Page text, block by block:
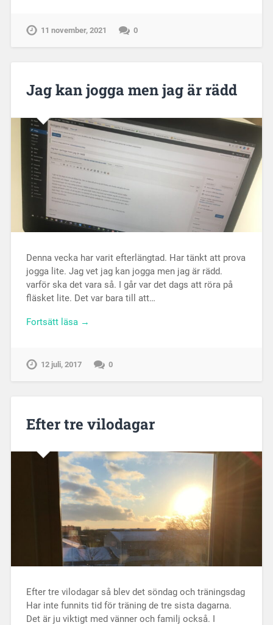
11 november, 2021 0
Jag kan jogga men jag är rädd
Denna vecka har varit efterlängtad. Har tänkt att prova
jogga lite. Jag vet jag kan jogga men jag är rädd.
varför ska det vara så. I går var det dags att röra på
fläsket lite. Det var bara till att…
Fortsätt läsa →
12 juli, 2017 0
Efter tre vilodagar
Efter tre vilodagar så blev det söndag och träningsdag
Har inte funnits tid för träning de tre sista dagarna.
Det är ju viktigt med vänner och familj också. I